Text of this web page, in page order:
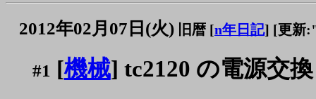
2012年02月07日(火) 旧暦 [n年日記] [更新
#1 [機械] tc2120 の電源交換